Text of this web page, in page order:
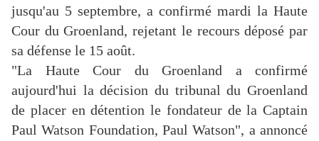
jusqu'au 5 septembre, a confirmé mardi la Haute
Cour du Groenland, rejetant le recours déposé par
sa défense le 15 août.
"La Haute Cour du Groenland a confirmé
aujourd'hui la décision du tribunal du Groenland
de placer en détention le fondateur de la Captain
Paul Watson Foundation, Paul Watson", a annoncé